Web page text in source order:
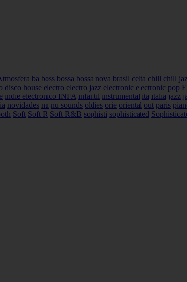
ba boss bossa bossa nova brasil celta chill chill
disco house electro electro jazz electronic electronic pop
indie electronico INFA infantil instrumental ita italia jazz
novidades nu nu sounds oldies orie oriental out paris
Soft Soft R Soft R&B sophisti sophisticated